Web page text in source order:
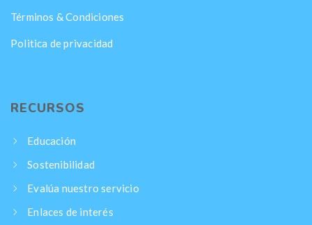
Términos & Condiciones
Politica de privacidad
RECURSOS
Educación
Sostenibilidad
Evalúa nuestro servicio
Enlaces de interés